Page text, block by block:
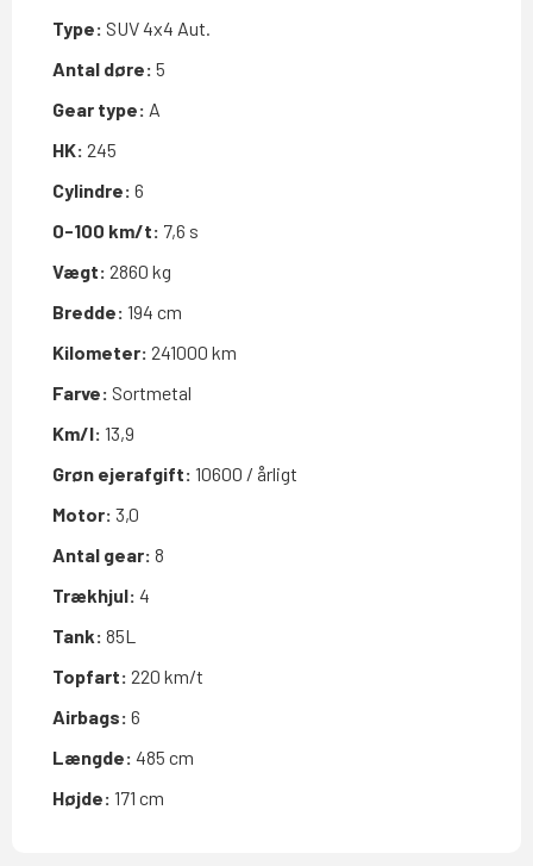
Type: SUV 4x4 Aut.
Antal døre: 5
Gear type: A
HK: 245
Cylindre: 6
0-100 km/t: 7,6 s
Vægt: 2860 kg
Bredde: 194 cm
Kilometer: 241000 km
Farve: Sortmetal
Km/l: 13,9
Grøn ejerafgift: 10600 / årligt
Motor: 3,0
Antal gear: 8
Trækhjul: 4
Tank: 85L
Topfart: 220 km/t
Airbags: 6
Længde: 485 cm
Højde: 171 cm